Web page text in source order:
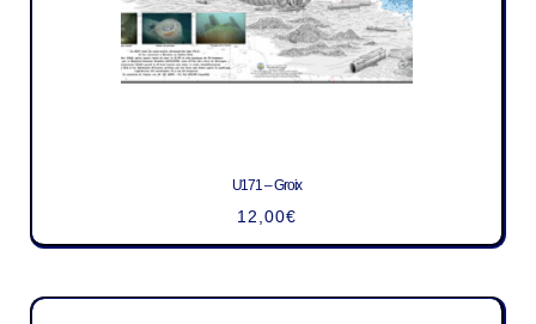
U171 – Groix
12,00€